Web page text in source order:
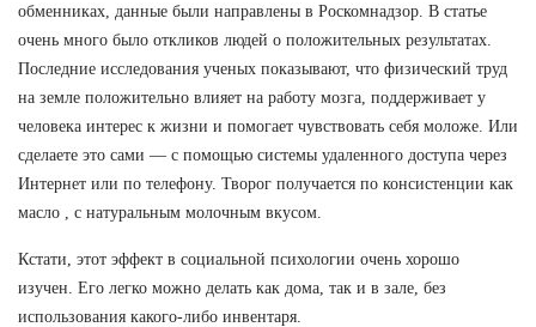
обменниках, данные были направлены в Роскомнадзор. В статье
очень много было откликов людей о положительных результатах.
Последние исследования ученых показывают, что физический труд
на земле положительно влияет на работу мозга, поддерживает у
человека интерес к жизни и помогает чувствовать себя моложе. Или
сделаете это сами — с помощью системы удаленного доступа через
Интернет или по телефону. Творог получается по консистенции как
масло , с натуральным молочным вкусом.
Кстати, этот эффект в социальной психологии очень хорошо
изучен. Его легко можно делать как дома, так и в зале, без
использования какого-либо инвентаря.